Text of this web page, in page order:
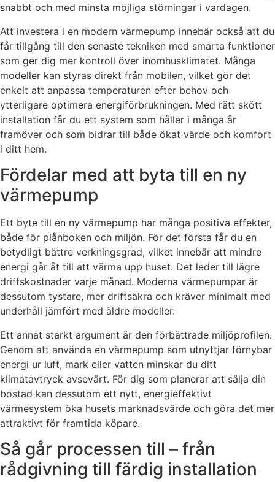
snabbt och med minsta möjliga störningar i vardagen.
Att investera i en modern värmepump innebär också att du
får tillgång till den senaste tekniken med smarta funktioner
som ger dig mer kontroll över inomhusklimatet. Många
modeller kan styras direkt från mobilen, vilket gör det
enkelt att anpassa temperaturen efter behov och
ytterligare optimera energiförbrukningen. Med rätt skött
installation får du ett system som håller i många år
framöver och som bidrar till både ökat värde och komfort
i ditt hem.
Fördelar med att byta till en ny
värmepump
Ett byte till en ny värmepump har många positiva effekter,
både för plånboken och miljön. För det första får du en
betydligt bättre verkningsgrad, vilket innebär att mindre
energi går åt till att värma upp huset. Det leder till lägre
driftskostnader varje månad. Moderna värmepumpar är
dessutom tystare, mer driftsäkra och kräver minimalt med
underhåll jämfört med äldre modeller.
Ett annat starkt argument är den förbättrade miljöprofilen.
Genom att använda en värmepump som utnyttjar förnybar
energi ur luft, mark eller vatten minskar du ditt
klimatavtryck avsevärt. För dig som planerar att sälja din
bostad kan dessutom ett nytt, energieffektivt
värmesystem öka husets marknadsvärde och göra det mer
attraktivt för framtida köpare.
Så går processen till – från
rådgivning till färdig installation